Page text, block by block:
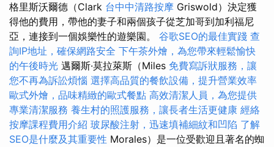
格里斯沃爾德（Clark 台中中清路按摩 Griswold）決定獲
得他的費用，帶他的妻子和兩個孩子從芝加哥到加利福尼
亞，連接到一個娛樂性的遊樂園。 谷歌SEO的最佳實踐 查
詢IP地址，確保網路安全 下午茶外燴，為您帶來輕鬆愉快
的午後時光 邁爾斯·莫拉萊斯（Miles 免費寫訴狀服務，讓
您不再為訴訟煩惱 選擇高品質的餐飲設備，提升營業效率
歐式外燴，品味精緻的歐式餐點 高效清潔人員，為您提供
專業清潔服務 養生村的照護服務，讓長者生活更健康 經絡
按摩課程費用介紹 玻尿酸注射，迅速填補細紋和凹陷 了解
SEO是什麼及其重要性 Morales）是一位受歡迎且著名的蜘